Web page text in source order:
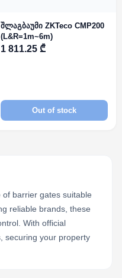
შლაგბაუმი ZKTeco CMP200
(L&R=1m~6m)
1 811.25 ₾
Out of stock
barrier gates suitable
reliable brands, these
With official
securing your property